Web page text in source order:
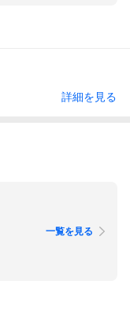
詳細を見る
一覧を見る